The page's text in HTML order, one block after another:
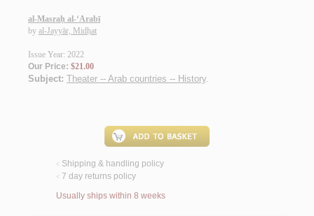
al-Masraḥ al-‘Arabī
by al-Jayyār, Midḥat
Issue Year: 2022
Our Price: $21.00
Subject: Theater -- Arab countries -- History.
< Shipping & handling policy
< 7 day returns policy
Usually ships within 8 weeks